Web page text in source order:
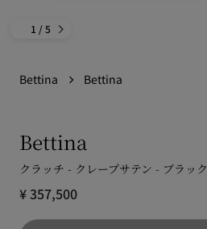
1 / 5
Bettina Bettina
Bettina
クラッチ - クレープサテン - ブラック
¥ 357,500